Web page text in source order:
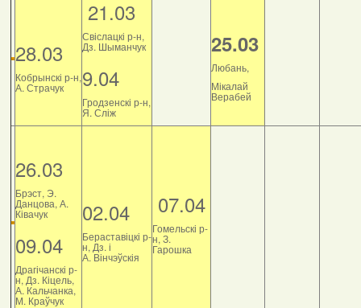
28.03
Кобрынскі р-н,
А. Страчук
21.03
Свіслацкі р-н,
Дз. Шыманчук
9.04
Гродзенскі р-н,
Я. Сліж
25.03
Любань,
Мікалай
Верабей
26.03
Брэст, Э.
Данцова, А.
Ківачук
09.04
Драгічанскі р-
н, Дз. Кіцель,
А. Кальчанка,
М. Краўчук
02.04
Бераставіцкі р-
н, Дз. і
А. Вінчэўскія
07.04
Гомельскі р-
н, З.
Гарошка